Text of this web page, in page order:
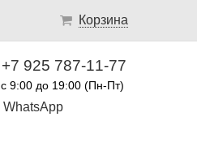
Корзина
+7 925 787-11-77
с 9:00 до 19:00 (Пн-Пт)
WhatsApp